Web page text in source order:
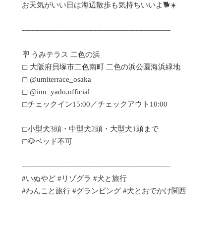
お天気がいい日は海辺散歩も気持ちいいよ🐕☀️
˗˗˗˗˗˗˗˗˗˗˗˗˗˗˗˗˗˗˗˗˗˗˗˗˗˗˗˗˗˗˗˗˗˗˗˗˗˗˗˗˗˗˗˗˗˗˗˗˗˗˗˗˗˗˗˗˗˗˗˗
🪧 うみテラス 二色の浜
◻︎ 大阪府貝塚市二色南町 二色の浜公園海浜緑地
◻︎ @umiterrace_osaka
◻︎ @inu_yado.official
◻︎チェックイン15:00／チェックアウト10:00
◻︎小型犬3頭・中型犬2頭・大型犬1頭まで
◻︎🐶ベッド不可
˗˗˗˗˗˗˗˗˗˗˗˗˗˗˗˗˗˗˗˗˗˗˗˗˗˗˗˗˗˗˗˗˗˗˗˗˗˗˗˗˗˗˗˗˗˗˗˗˗˗˗˗˗˗˗˗˗˗˗˗
#いぬやど #リゾグラ #犬と旅行
#わんこと旅行 #グランピング #犬とおでかけ関西